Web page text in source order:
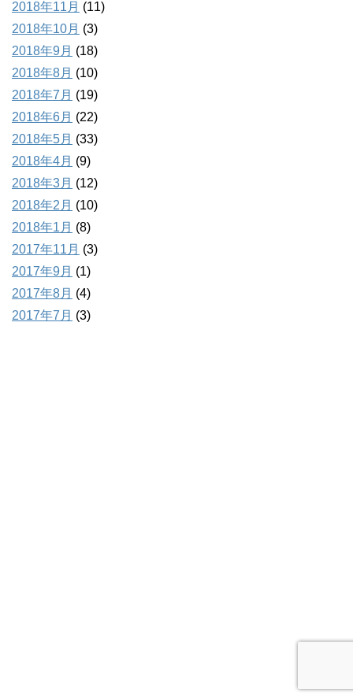
2018年11月 (11)
2018年10月 (3)
2018年9月 (18)
2018年8月 (10)
2018年7月 (19)
2018年6月 (22)
2018年5月 (33)
2018年4月 (9)
2018年3月 (12)
2018年2月 (10)
2018年1月 (8)
2017年11月 (3)
2017年9月 (1)
2017年8月 (4)
2017年7月 (3)